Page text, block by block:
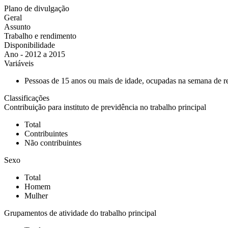
Plano de divulgação
Geral
Assunto
Trabalho e rendimento
Disponibilidade
Ano - 2012 a 2015
Variáveis
Pessoas de 15 anos ou mais de idade, ocupadas na semana de
Classificações
Contribuição para instituto de previdência no trabalho principal
Total
Contribuintes
Não contribuintes
Sexo
Total
Homem
Mulher
Grupamentos de atividade do trabalho principal